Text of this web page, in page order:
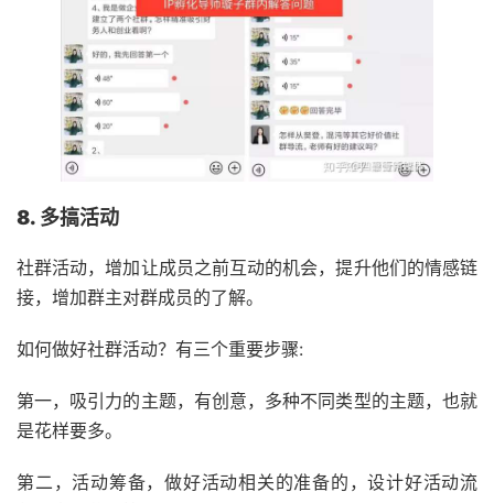
8. 多搞活动
社群活动，增加让成员之前互动的机会，提升他们的情感链
接，增加群主对群成员的了解。
如何做好社群活动？有三个重要步骤:
第一，吸引力的主题，有创意，多种不同类型的主题，也就
是花样要多。
第二，活动筹备，做好活动相关的准备的，设计好活动流